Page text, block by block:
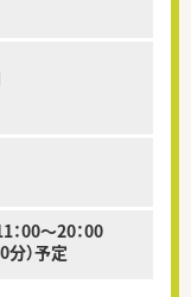
00～20：00
）予定